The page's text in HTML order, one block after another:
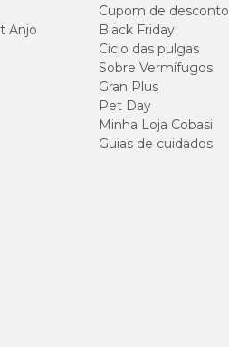
1 tablete
2 tabletes
Anjo
Cupom de desconto
Black Friday
Ciclo das pulgas
Sobre Vermífugos
Gran Plus
Pet Day
Minha Loja Cobasi
Guias de cuidados